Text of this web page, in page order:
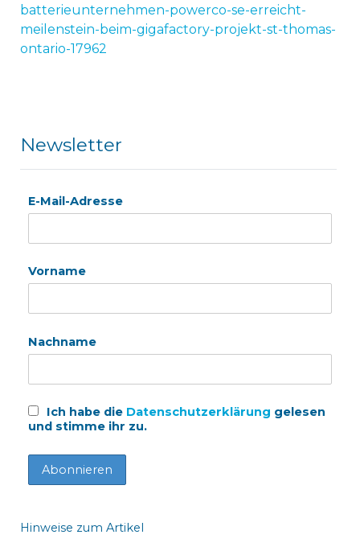
batterieunternehmen-powerco-se-erreicht-
meilenstein-beim-gigafactory-projekt-st-thomas-
ontario-17962
Newsletter
E-Mail-Adresse
Vorname
Nachname
Ich habe die Datenschutzerklärung gelesen
und stimme ihr zu.
Hinweise zum Artikel